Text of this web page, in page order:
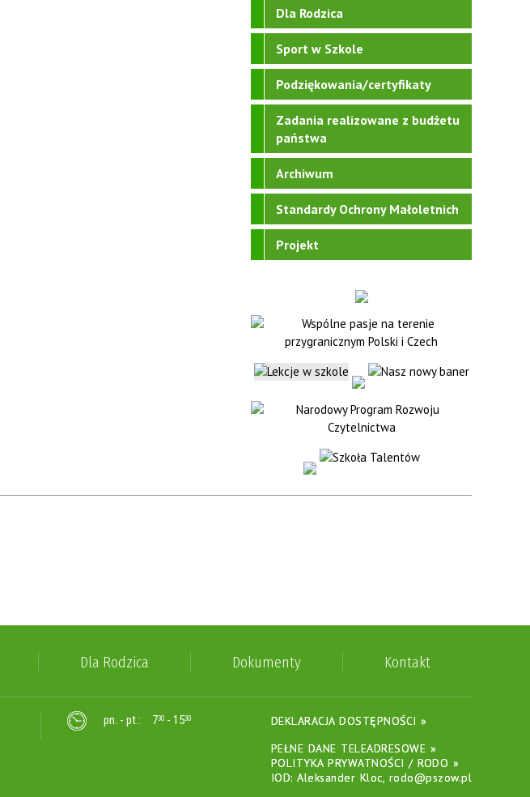
Dla Rodzica
Sport w Szkole
Podziękowania/certyfikaty
Zadania realizowane z budżetu
państwa
Archiwum
Standardy Ochrony Małoletnich
Projekt
Dla Rodzica Dokumenty Kontakt
pn. - pt.: 730 - 1530
DEKLARACJA DOSTĘPNOŚCI »
PEŁNE DANE TELEADRESOWE »
POLITYKA PRYWATNOŚCI / RODO »
IOD: Aleksander Kloc, rodo@pszow.pl